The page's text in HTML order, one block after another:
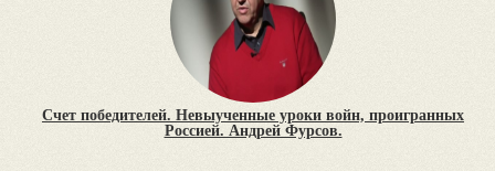
Счет победителей. Невыученные уроки войн, проигранных
Россией. Андрей Фурсов.